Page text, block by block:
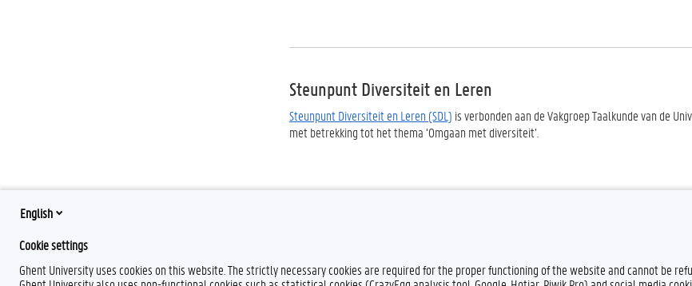
Steunpunt Diversiteit en Leren
Steunpunt Diversiteit en Leren (SDL) is verbonden aan de Vakgroep Taalkunde van de
met betrekking tot het thema ‘Omgaan met diversiteit’.
English
Cookie settings
Ghent University uses cookies on this website. The strictly necessary cookies are required for the proper functioning of the website and cannot be